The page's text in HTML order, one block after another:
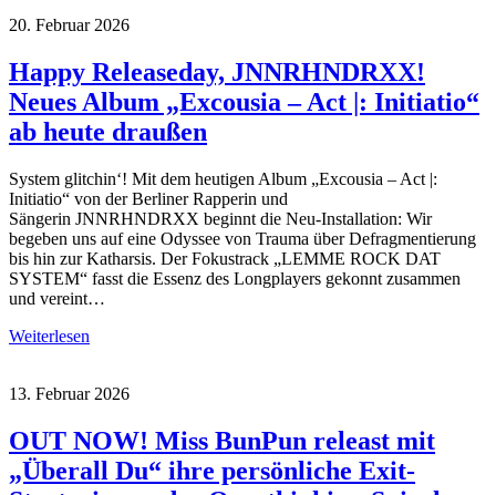
20. Februar 2026
Happy Releaseday, JNNRHNDRXX!
Neues Album „Excousia – Act |: Initiatio“
ab heute draußen
System glitchin‘! Mit dem heutigen Album „Excousia – Act |:
Initiatio​“ von der Berliner Rapperin und
Sängerin JNNRHNDRXX beginnt die Neu-Installation: Wir
begeben uns auf eine Odyssee von Trauma über Defragmentierung
bis hin zur Katharsis. Der Fokustrack „LEMME ROCK DAT
SYSTEM“ fasst die Essenz des Longplayers gekonnt zusammen
und vereint…
Weiterlesen
13. Februar 2026
OUT NOW! Miss BunPun releast mit
„Überall Du“ ihre persönliche Exit-